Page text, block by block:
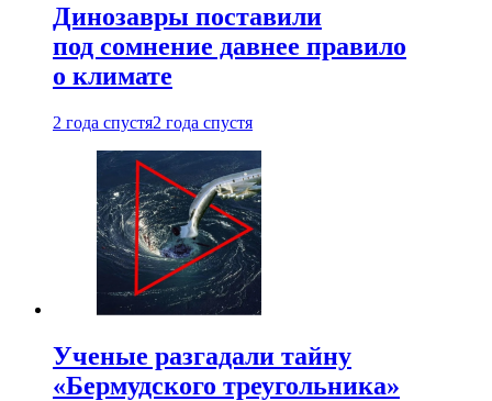
Динозавры поставили
под сомнение давнее правило
о климате
2 года спустя2 года спустя
Ученые разгадали тайну
«Бермудского треугольника»